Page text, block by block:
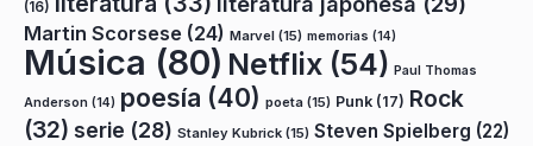
(16)
Martin Scorsese (24) Marvel (15) memorias (14)
Música (80) Netflix (54) Paul Thomas
Anderson (14) poesía (40) poeta (15) Punk (17) Rock
(32) serie (28) Stanley Kubrick (15) Steven Spielberg (22)